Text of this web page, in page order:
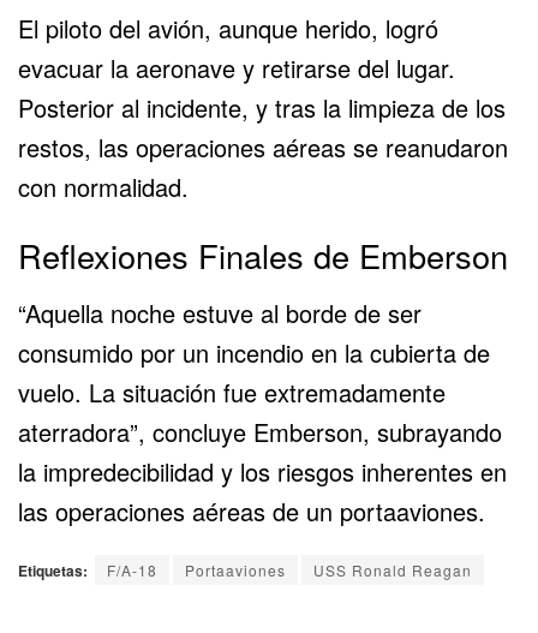
El piloto del avión, aunque herido, logró
evacuar la aeronave y retirarse del lugar.
Posterior al incidente, y tras la limpieza de los
restos, las operaciones aéreas se reanudaron
con normalidad.
Reflexiones Finales de Emberson
“Aquella noche estuve al borde de ser
consumido por un incendio en la cubierta de
vuelo. La situación fue extremadamente
aterradora”, concluye Emberson, subrayando
la impredecibilidad y los riesgos inherentes en
las operaciones aéreas de un portaaviones.
Etiquetas: F/A-18 Portaaviones USS Ronald Reagan